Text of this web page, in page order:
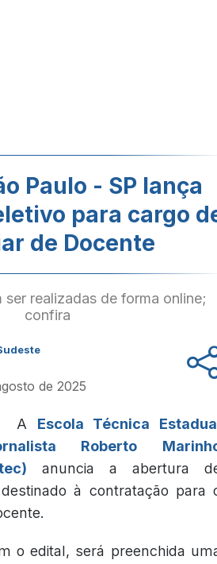
Paulo - SP lança
para cargo
de Docente
ser realizadas de forma online;
confira
de 2025
A Escola Técnica
Roberto
anuncia a abertura
à contratação para
o edital, será preenchida